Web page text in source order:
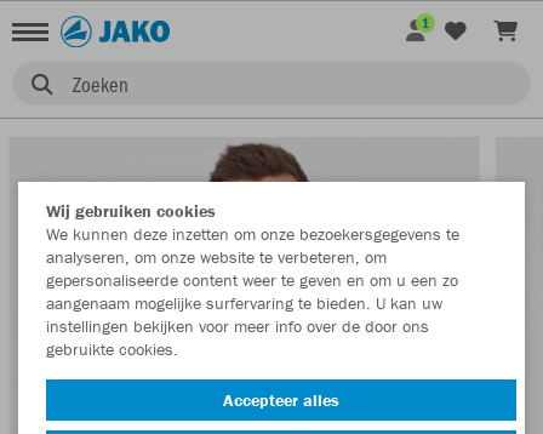
Zoeken
1
Wij gebruiken cookies
We kunnen deze inzetten om onze bezoekersgegevens te
analyseren, om onze website te verbeteren, om
gepersonaliseerde content weer te geven en om u een zo
aangenaam mogelijke surfervaring te bieden. U kan uw
instellingen bekijken voor meer info over de door ons
gebruikte cookies.
Accepteer alles